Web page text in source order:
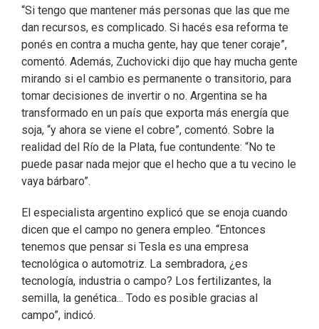
“Si tengo que mantener más personas que las que me
dan recursos, es complicado. Si hacés esa reforma te
ponés en contra a mucha gente, hay que tener coraje”,
comentó. Además, Zuchovicki dijo que hay mucha gente
mirando si el cambio es permanente o transitorio, para
tomar decisiones de invertir o no. Argentina se ha
transformado en un país que exporta más energía que
soja, “y ahora se viene el cobre”, comentó. Sobre la
realidad del Río de la Plata, fue contundente: “No te
puede pasar nada mejor que el hecho que a tu vecino le
vaya bárbaro”.
El especialista argentino explicó que se enoja cuando
dicen que el campo no genera empleo. “Entonces
tenemos que pensar si Tesla es una empresa
tecnológica o automotriz. La sembradora, ¿es
tecnología, industria o campo? Los fertilizantes, la
semilla, la genética... Todo es posible gracias al
campo”, indicó.